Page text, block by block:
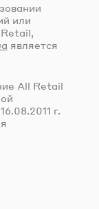
или
является
All Retail
16.08.2011 г.